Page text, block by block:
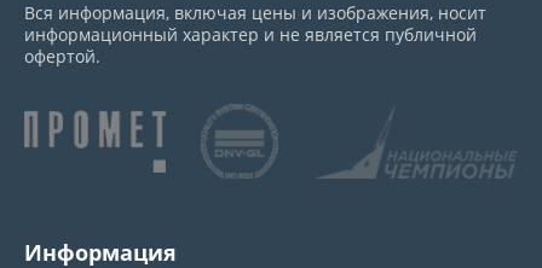
Вся информация, включая цены и изображения, носит
информационный характер и не является публичной
офертой.
Информация